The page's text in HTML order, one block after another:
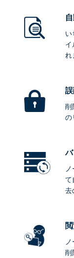
れ
削
の
て
去
削